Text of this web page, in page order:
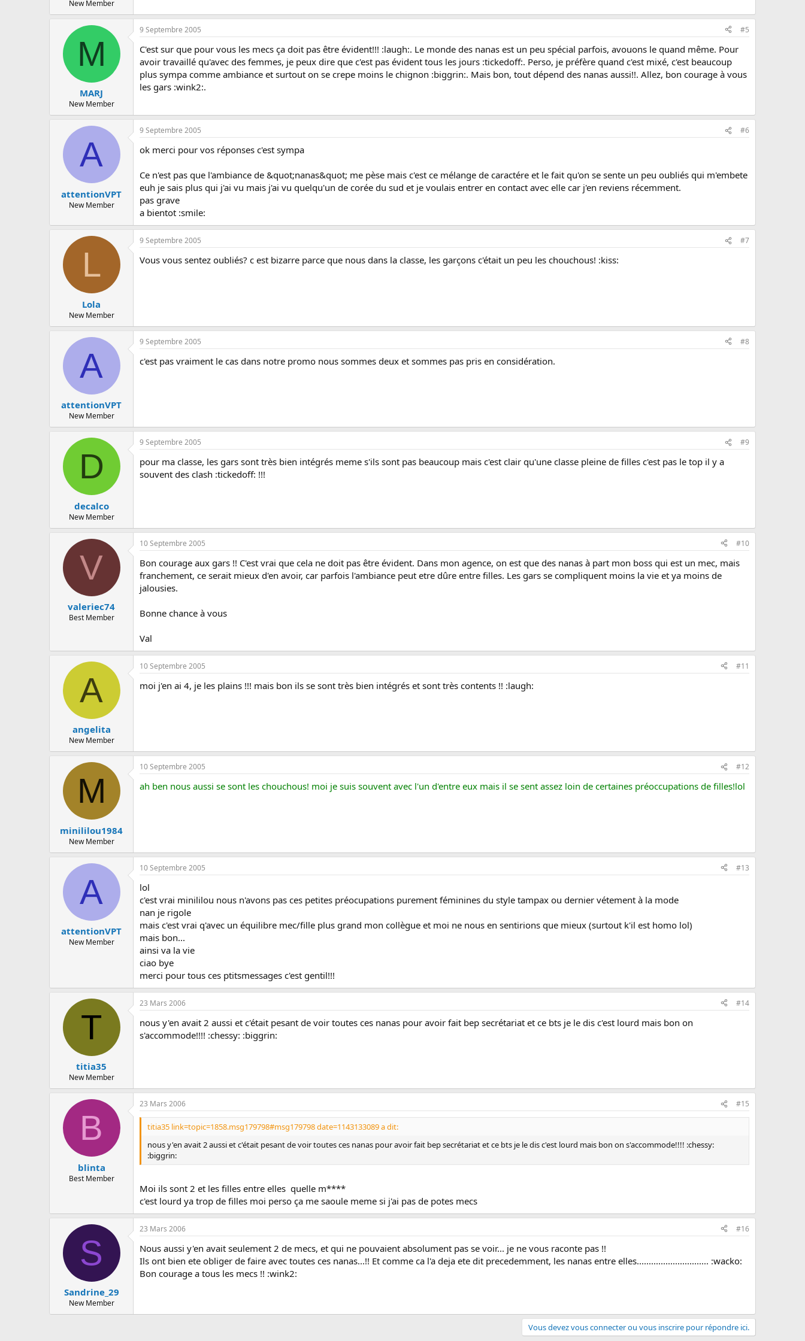
New Member
M
MARJ
New Member
9 Septembre 2005 #5
C'est sur que pour vous les mecs ça doit pas être évident!!! :laugh:. Le monde des nanas est un peu spécial parfois, avouons le quand même. Pour
avoir travaillé qu'avec des femmes, je peux dire que c'est pas évident tous les jours :tickedoff:. Perso, je préfère quand c'est mixé, c'est beaucoup
plus sympa comme ambiance et surtout on se crepe moins le chignon :biggrin:. Mais bon, tout dépend des nanas aussi!!. Allez, bon courage à vous
les gars :wink2:.
A
attentionVPT
New Member
9 Septembre 2005 #6
ok merci pour vos réponses c'est sympa
Ce n'est pas que l'ambiance de &quot;nanas&quot; me pèse mais c'est ce mélange de caractére et le fait qu'on se sente un peu oubliés qui m'embete
euh je sais plus qui j'ai vu mais j'ai vu quelqu'un de corée du sud et je voulais entrer en contact avec elle car j'en reviens récemment.
pas grave
a bientot :smile:
L
Lola
New Member
9 Septembre 2005 #7
Vous vous sentez oubliés? c est bizarre parce que nous dans la classe, les garçons c'était un peu les chouchous! :kiss:
A
attentionVPT
New Member
9 Septembre 2005 #8
c'est pas vraiment le cas dans notre promo nous sommes deux et sommes pas pris en considération.
D
decalco
New Member
9 Septembre 2005 #9
pour ma classe, les gars sont très bien intégrés meme s'ils sont pas beaucoup mais c'est clair qu'une classe pleine de filles c'est pas le top il y a
souvent des clash :tickedoff: !!!
V
valeriec74
Best Member
10 Septembre 2005 #10
Bon courage aux gars !! C'est vrai que cela ne doit pas être évident. Dans mon agence, on est que des nanas à part mon boss qui est un mec, mais
franchement, ce serait mieux d'en avoir, car parfois l'ambiance peut etre dûre entre filles. Les gars se compliquent moins la vie et ya moins de
jalousies.
Bonne chance à vous
Val
A
angelita
New Member
10 Septembre 2005 #11
moi j'en ai 4, je les plains !!! mais bon ils se sont très bien intégrés et sont très contents !! :laugh:
M
minililou1984
New Member
10 Septembre 2005 #12
ah ben nous aussi se sont les chouchous! moi je suis souvent avec l'un d'entre eux mais il se sent assez loin de certaines préoccupations de filles!lol
A
attentionVPT
New Member
10 Septembre 2005 #13
lol
c'est vrai minililou nous n'avons pas ces petites préocupations purement féminines du style tampax ou dernier vétement à la mode
nan je rigole
mais c'est vrai q'avec un équilibre mec/fille plus grand mon collègue et moi ne nous en sentirions que mieux (surtout k'il est homo lol)
mais bon...
ainsi va la vie
ciao bye
merci pour tous ces ptitsmessages c'est gentil!!!
T
titia35
New Member
23 Mars 2006 #14
nous y'en avait 2 aussi et c'était pesant de voir toutes ces nanas pour avoir fait bep secrétariat et ce bts je le dis c'est lourd mais bon on
s'accommode!!!! :chessy: :biggrin:
B
blinta
Best Member
23 Mars 2006 #15
titia35 link=topic=1858.msg179798#msg179798 date=1143133089 a dit:
nous y'en avait 2 aussi et c'était pesant de voir toutes ces nanas pour avoir fait bep secrétariat et ce bts je le dis c'est lourd mais bon on s'accommode!!!! :chessy:
:biggrin:
Moi ils sont 2 et les filles entre elles quelle m****
c'est lourd ya trop de filles moi perso ça me saoule meme si j'ai pas de potes mecs
S
Sandrine_29
New Member
23 Mars 2006 #16
Nous aussi y'en avait seulement 2 de mecs, et qui ne pouvaient absolument pas se voir... je ne vous raconte pas !!
Ils ont bien ete obliger de faire avec toutes ces nanas...!! Et comme ca l'a deja ete dit precedemment, les nanas entre elles.............................. :wacko:
Bon courage a tous les mecs !! :wink2:
Vous devez vous connecter ou vous inscrire pour répondre ici.